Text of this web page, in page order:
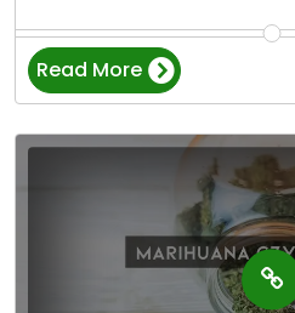
Read More
“
M
e